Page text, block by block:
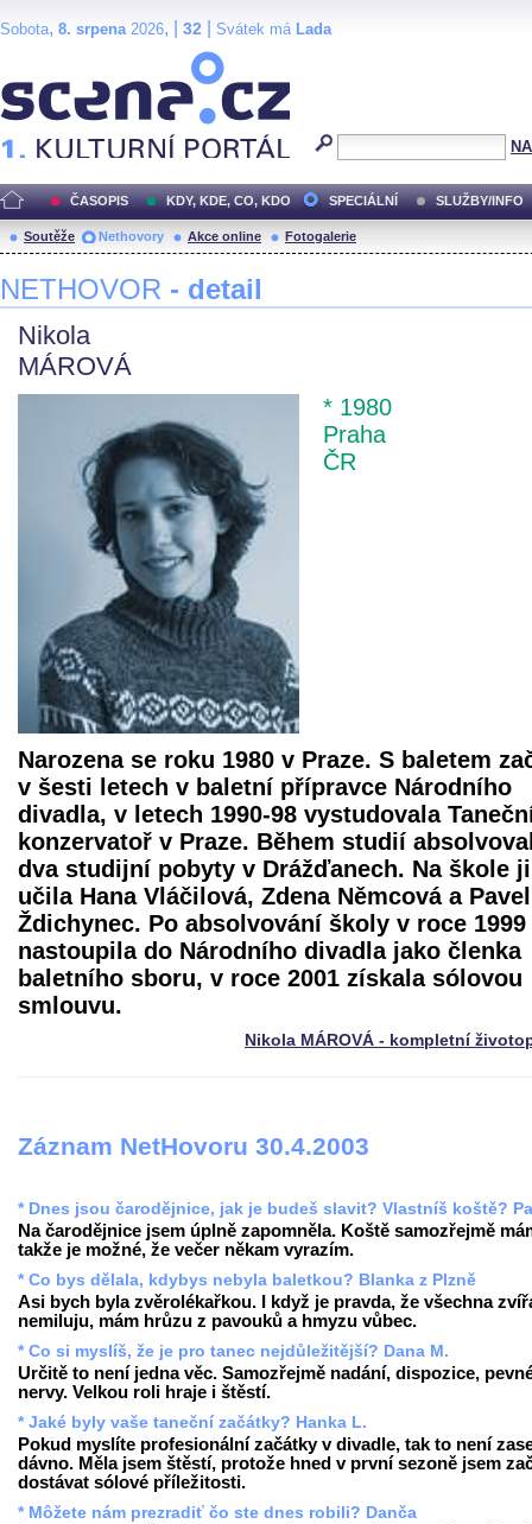
Sobota, 8. srpena2026, | 32 Svátek má Lada
ČASOPIS KDY, KDE, CO, KDO SPECIÁLNÍ SLUŽBY/INFO
Soutěže Nethovory Akce online Fotogalerie
NETHOVOR - detail
Nikola
MÁROVÁ
* 1980
Praha
ČR
Narozena se roku 1980 v Praze. S baletem
v šesti letech v baletní přípravce Národního
divadla, v letech 1990-98 vystudovala
konzervatoř v Praze. Během studií
dva studijní pobyty v Drážďanech. Na škole ji
učila Hana Vláčilová, Zdena Němcová a Pavel
Ždichynec. Po absolvování školy v roce 1999
nastoupila do Národního divadla jako členka
baletního sboru, v roce 2001 získala sólovou
smlouvu.
Nikola MÁROVÁ - kompletní
Záznam NetHovoru 30.4.2003
* Dnes jsou čarodějnice, jak je budeš slavit? Vlastníš koště?
Na čarodějnice jsem úplně zapomněla. Koště samozřejmě
takže je možné, že večer někam vyrazím.
* Co bys dělala, kdybys nebyla baletkou? Blanka z Plzně
Asi bych byla zvěrolékařkou. I když je pravda, že všechna
nemiluju, mám hrůzu z pavouků a hmyzu vůbec.
* Co si myslíš, že je pro tanec nejdůležitější? Dana M.
Určitě to není jedna věc. Samozřejmě nadání, dispozice,
nervy. Velkou roli hraje i štěstí.
* Jaké byly vaše taneční začátky? Hanka L.
Pokud myslíte profesionální začátky v divadle, tak to není
dávno. Měla jsem štěstí, protože hned v první sezoně jsem
dostávat sólové příležitosti.
* Môžete nám prezradiť čo ste dnes robili? Danča